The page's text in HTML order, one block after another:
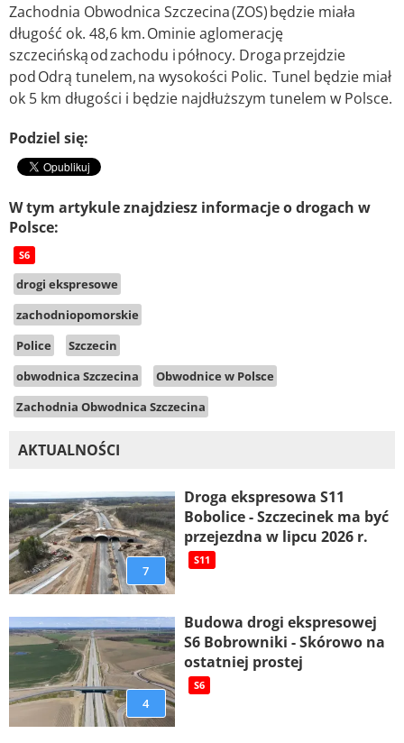
Zachodnia Obwodnica Szczecina (ZOS) będzie miała
długość ok. 48,6 km. Ominie aglomerację
szczecińską od zachodu i północy. Droga przejdzie
pod Odrą tunelem, na wysokości Polic. Tunel będzie miał
ok 5 km długości i będzie najdłuższym tunelem w Polsce.
Podziel się:
W tym artykule znajdziesz informacje o drogach w
Polsce:
S6
drogi ekspresowe
zachodniopomorskie
Police
Szczecin
obwodnica Szczecina
Obwodnice w Polsce
Zachodnia Obwodnica Szczecina
AKTUALNOŚCI
7
Droga ekspresowa S11
Bobolice - Szczecinek ma być
przejezdna w lipcu 2026 r.
S11
4
Budowa drogi ekspresowej
S6 Bobrowniki - Skórowo na
ostatniej prostej
S6